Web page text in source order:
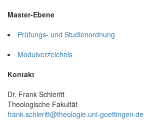
Master-Ebene
Prüfungs- und Studienordnung
Modulverzeichnis
Kontakt
Dr. Frank Schleritt
Theologische Fakultät
frank.schleritt@theologie.uni-goettingen.de